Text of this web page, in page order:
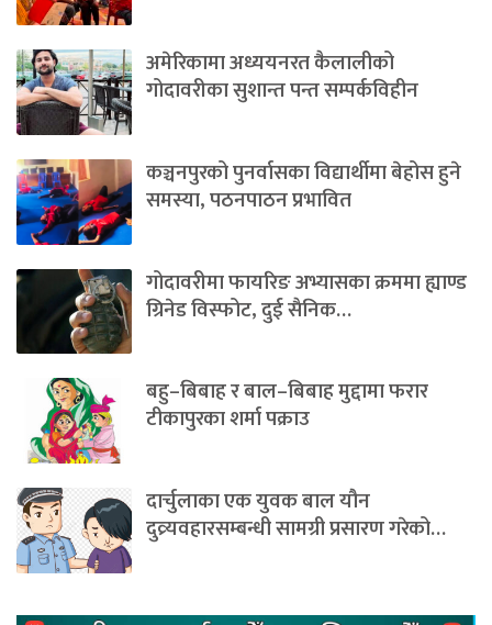
अमेरिकामा अध्ययनरत कैलालीको
गोदावरीका सुशान्त पन्त सम्पर्कविहीन
कञ्चनपुरको पुनर्वासका विद्यार्थीमा बेहोस हुने
समस्या, पठनपाठन प्रभावित
गोदावरीमा फायरिङ अभ्यासका क्रममा ह्याण्ड
ग्रिनेड विस्फोट, दुई सैनिक…
बहु–बिबाह र बाल–बिबाह मुद्दामा फरार
टीकापुरका शर्मा पक्राउ
दार्चुलाका एक युवक बाल यौन
दुव्र्यवहारसम्बन्धी सामग्री प्रसारण गरेको…